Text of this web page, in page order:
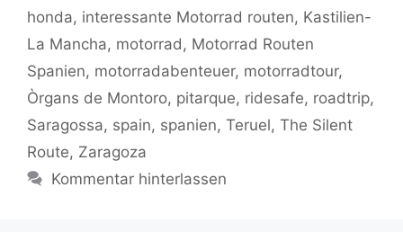
honda, interessante Motorrad routen, Kastilien-
La Mancha, motorrad , Motorrad Routen
Spanien, motorradabenteuer, motorradtour,
Òrgans de Montoro, pitarque, ridesafe, roadtrip,
Saragossa, spain, spanien, Teruel, The Silent
Route, Zaragoza
Kommentar hinterlassen